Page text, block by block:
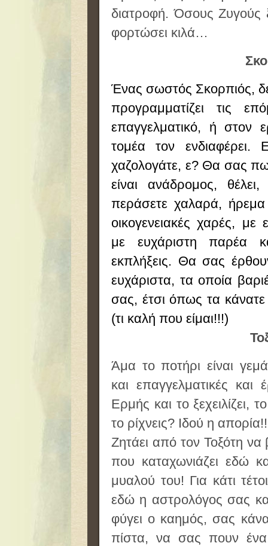
διατροφή. Όσους Ζυγούς
φορτώσει κιλά…
Ένας σωστός Σκορπιός,
προγραμματίζει τις
επαγγελματικό, ή στον
τομέα τον ενδιαφέρει.
χαζολογάτε, ε? Θα σας
είναι ανάδρομος,
περάσετε χαλαρά,
οικογενειακές χαρές, με
με ευχάριστη παρέα
εκπλήξεις. Θα σας
ευχάριστα, τα οποία
σας, έτσι όπως τα
(τι καλή που είμαι!!!)
Άμα το ποτήρι είναι
και επαγγελματικές
Ερμής και το ξεχειλίζει,
το ρίχνεις? Ιδού η
Ζητάει από τον Τοξότη να
που καταχωνιάζει εδώ
μυαλού του! Για κάτι
εδώ η αστρολόγος σας
φύγει ο καημός, σας
πίστα, να σας πουν ένα